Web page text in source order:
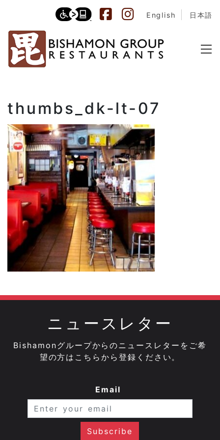
English 日本語
thumbs_dk-lt-07
ニュースレター
Bishamonグループからのニュースレターをご希
望の方はこちらから登録ください。
Email